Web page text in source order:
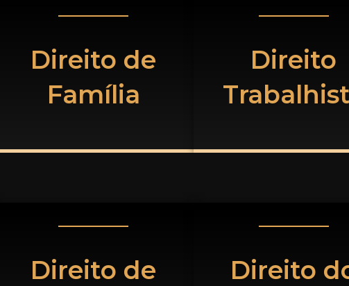
Direito de
Família
Direito
Direito de
Direito